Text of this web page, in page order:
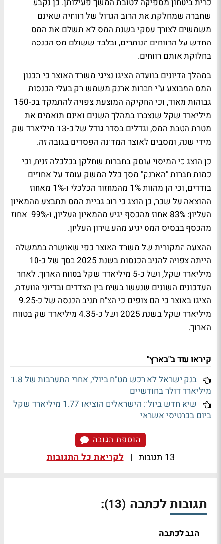
כרית ביטחון מספיקה לטובת המשך פעילותן. כן נקבע
שחברה שמחלקת את הרוב הגדול של רווחיה שאינם
משמשים לצורך עסקי בשנת המס לא תשלם את המס
החדש על הרווחים הנותרים, ובלבד ששולם מס הכנסה
בחלוקת אותם רווחים.
במהלך הדיונים בוועדה הציגו נציגי משרד האוצר כי תכנון
המס המבוצע ע"י חברות ארנק משמש רק בעלי הכנסות
גבוהות מאוד, וכי החקיקה המוצעת צפויה להתמקד בכ-150
מיליארד שקל שנצברו במהלך השנים ואינם תואמים את
מטרת הטבת המס, וגדלים בסדר גודל של כ-13 מיליארד שק
מידי שנה, ומסבים לאוצר המדינה הפסדים בגובה זה.
כן הוצג כי המיסוי עוסק בחברות שחלקן בכלכלה זניח, וכי
כמות חברות "הארנק" מסך כלל המשק עומד על אחוזים
בודדים, וכי הן מהוות 1% מהמחזור הכלכלי ו-1% מאחוז
ההוצאה על שכר, כן הוצג כי רוב גביית המס תתבצע מהמאיון
העליון: 83% אחוז מהכסף יגיע מהמאיון העליון, ו-99% אחוז
מהכסף בבסיס המס יגיע מהעשירון העליון.
ההצעה המקורית של משרד האוצר כפי שאושרה בממשלה
הייתה צפויה להניב הכנסות בשנת 2025 בסך של כ-10
מיליארד שקל, ושל כ-5 מיליארד שקל בטווח הארוך. לאחר
העדכונים השונים שנעשו בשיח בין הצדדים ובדיוני הוועדה,
הציגו באוצר כי הם צופים כי הצ"ח תניב הכנסה של כ-9.25
מיליארד שקל בשנת 2025 ושל כ-4.35 מיליארד שק בטווח
הארוך.
קיראו עוד ב"בארץ"
בנק ישראל לא רכש מט"ח ביולי, אחרי התערבות של 1.8
מיליארד דולר בחודשיים
שיא חדש ביולי: הישראלים הוציאו 1.77 מיליארד שקל
ביום בכרטיסי אשראי
הוספת תגובה
13 תגובות | לקריאת כל התגובות
תגובות לכתבה (13)
:
הגב לכתבה